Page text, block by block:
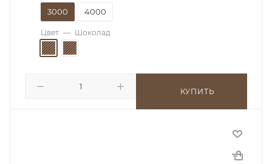
3000 4000
Цвет — Шоколад
КУПИТЬ